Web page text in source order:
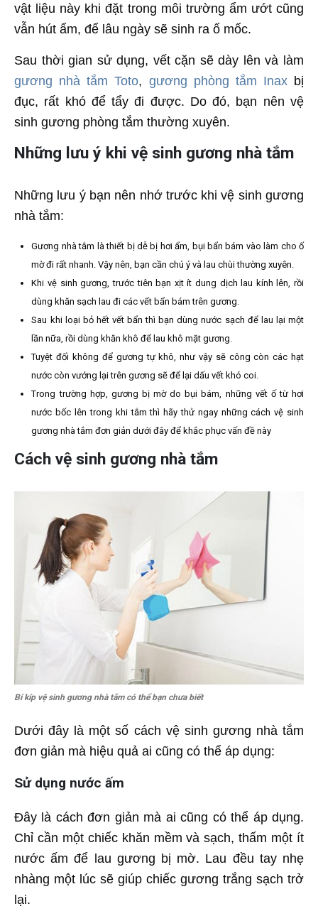
vật liệu này khi đặt trong môi trường ẩm ướt cũng
vẫn hút ẩm, để lâu ngày sẽ sinh ra ố mốc.
Sau thời gian sử dụng, vết cặn sẽ dày lên và làm
gương nhà tắm Toto, gương phòng tắm Inaxbị
đục, rất khó để tẩy đi được. Do đó, bạn nên vệ
sinh gương phòng tắm thường xuyên.
Những lưu ý khi vệ sinh gương nhà tắm
Những lưu ý bạn nên nhớ trước khi vệ sinh gương
nhà tắm:
Gương nhà tắm là thiết bị dễ bị hơi ẩm, bụi bẩn bám vào làm cho ố
mờ đi rất nhanh. Vậy nên, bạn cần chú ý và lau chùi thường xuyên.
Khi vệ sinh gương, trước tiên bạn xịt ít dung dịch lau kính lên, rồi
dùng khăn sạch lau đi các vết bẩn bám trên gương.
Sau khi loại bỏ hết vết bẩn thì bạn dùng nước sạch để lau lại một
lần nữa, rồi dùng khăn khô để lau khô mặt gương.
Tuyệt đối không để gương tự khô, như vậy sẽ công còn các hạt
nước còn vướng lại trên gương sẽ để lại dấu vết khó coi.
Trong trường hợp, gương bị mờ do bụi bám, những vết ố từ hơi
nước bốc lên trong khi tắm thì hãy thử ngay những cách vệ sinh
gương nhà tắm đơn giản dưới đây để khắc phục vấn đề này
Cách vệ sinh gương nhà tắm
Bí kíp vệ sinh gương nhà tắm có thể bạn chưa biết
Dưới đây là một số cách vệ sinh gương nhà tắm
đơn giản mà hiệu quả ai cũng có thể áp dụng:
Sử dụng nước ấm
Đây là cách đơn giản mà ai cũng có thể áp dụng.
Chỉ cần một chiếc khăn mềm và sạch, thấm một ít
nước ấm để lau gương bị mờ. Lau đều tay nhẹ
nhàng một lúc sẽ giúp chiếc gương trắng sạch trở
lại.